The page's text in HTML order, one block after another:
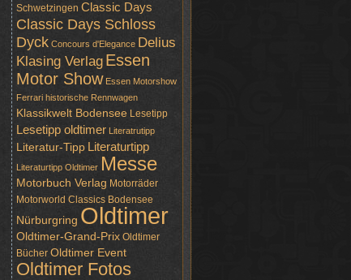
Schwetzingen Classic Days
Classic Days Schloss
Dyck Concours d'Elegance Delius
Klasing Verlag Essen
Motor Show Essen Motorshow
Ferrari historische Rennwagen
Klassikwelt Bodensee Lesetipp
Lesetipp oldtimer Literatrutipp
Literatur-Tipp Literaturtipp
Literaturtipp Oldtimer Messe
Motorbuch Verlag Motorräder
Motorworld Classics Bodensee
Nürburgring Oldtimer
Oldtimer-Grand-Prix Oldtimer
Bücher Oldtimer Event
Oldtimer Fotos